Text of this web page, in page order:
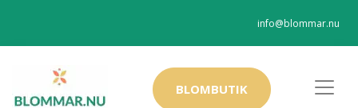
info@blommar.nu
BLOMBUTIK